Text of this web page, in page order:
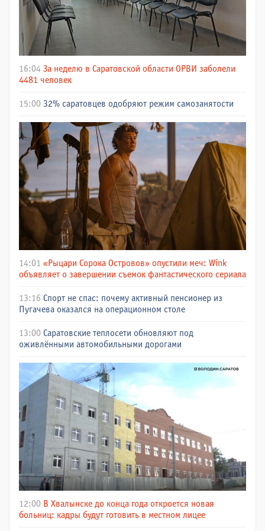
16:04 За неделю в Саратовской области ОРВИ заболели
4481 человек
15:00 32% саратовцев одобряют режим самозанятости
14:01 «Рыцари Сорока Островов» опустили меч: Wink
объявляет о завершении съемок фантастического сериала
13:16 Спорт не спас: почему активный пенсионер из
Пугачева оказался на операционном столе
13:00 Саратовские теплосети обновляют под
оживлёнными автомобильными дорогами
12:00 В Хвалынске до конца года откроется новая
больниц: кадры будут готовить в местном лицее